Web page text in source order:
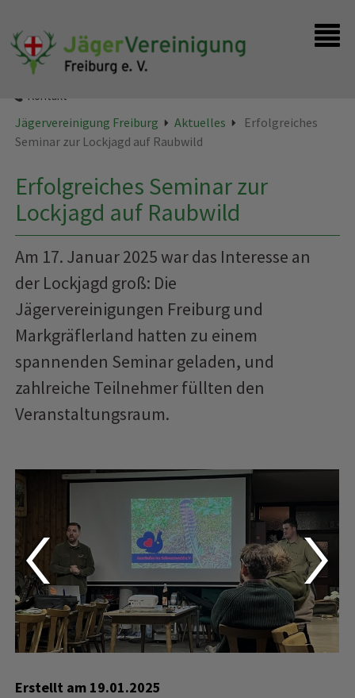
Startseite
Instagram
Kontakt
Jägervereinigung Freiburg Aktuelles
Erfolgreiches
Seminar zur Lockjagd auf Raubwild
Erfolgreiches Seminar zur
Lockjagd auf Raubwild
Am 17. Januar 2025 war das Interesse an
der Lockjagd groß: Die
Jägervereinigungen Freiburg und
Markgräflerland hatten zu einem
spannenden Seminar geladen, und
zahlreiche Teilnehmer füllten den
Veranstaltungsraum.
Erstellt am 19.01.2025